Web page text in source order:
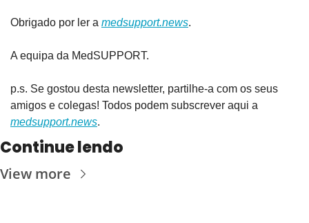
Obrigado por ler a medsupport.news.
A equipa da MedSUPPORT.
p.s. Se gostou desta newsletter, partilhe-a com os seus
medsupport.news.
Continue lendo
View more